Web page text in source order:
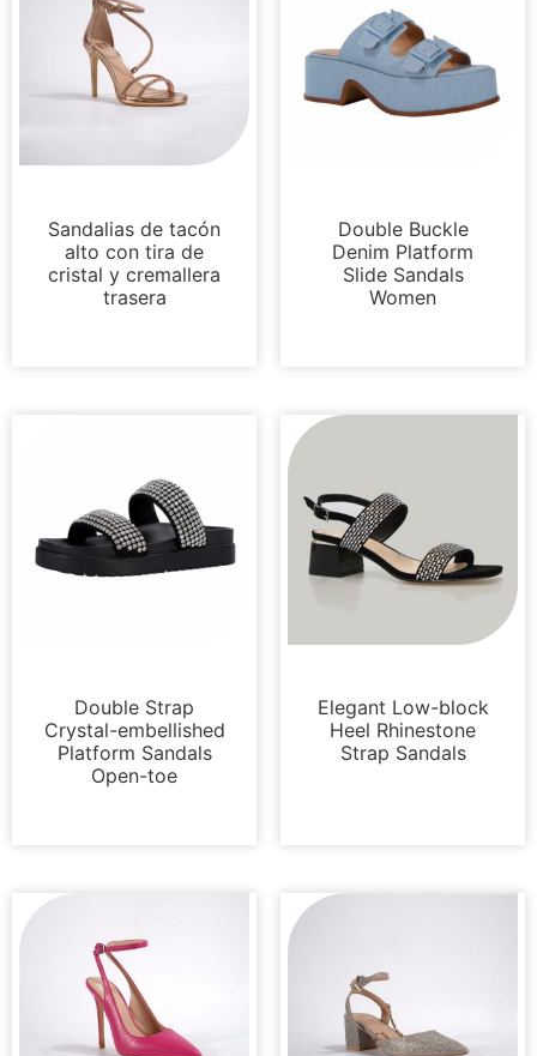
Sandalias de tacón
alto con tira de
cristal y cremallera
trasera
Double Buckle
Denim Platform
Slide Sandals
Women
Double Strap
Crystal-embellished
Platform Sandals
Open-toe
Elegant Low-block
Heel Rhinestone
Strap Sandals